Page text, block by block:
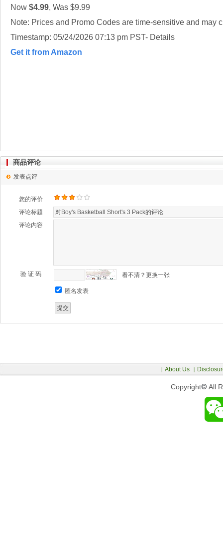
Now $4.99, Was $9.99
Note: Prices and Promo Codes are time-sensitive and may
Timestamp: 05/24/2026 07:13 pm PST- Details
Get it from Amazon
商品评论
发表点评
您的评价
评论标题
评论内容
验 证 码 看不清？更换一张
匿名发表
Copyright© All
| About Us |